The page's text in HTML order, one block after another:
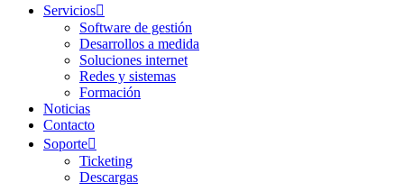
Servicios
Software de gestión
Desarrollos a medida
Soluciones internet
Redes y sistemas
Formación
Noticias
Contacto
Soporte
Ticketing
Descargas